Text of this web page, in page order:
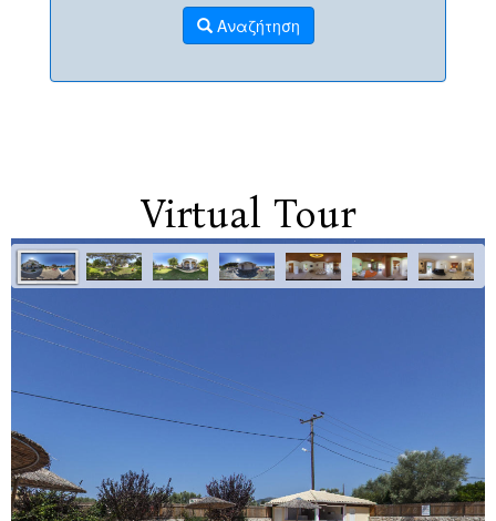
Virtual Tour
Λευκάδα
Επικοινωνία
info [at] avralefkada.gr +306987234244